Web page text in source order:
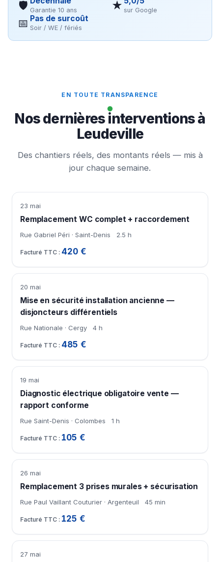
🛡 Garantie 10 ans ★ sur Google
📅 Pas de surcoût
Soir / WE / fériés
EN TOUTE TRANSPARENCE
Nos dernières interventions à
Leudeville
Des chantiers réels, des montants réels — mis à
jour chaque semaine.
23 mai
Remplacement WC complet + raccordement
Rue Gabriel Péri · Saint-Denis 2.5 h
420 €
20 mai
Mise en sécurité installation ancienne —
disjoncteurs différentiels
Rue Nationale · Cergy 4 h
485 €
19 mai
Diagnostic électrique obligatoire vente —
rapport conforme
Rue Saint-Denis · Colombes 1 h
105 €
26 mai
Remplacement 3 prises murales + sécurisation
Rue Paul Vaillant Couturier · Argenteuil 45 min
125 €
27 mai